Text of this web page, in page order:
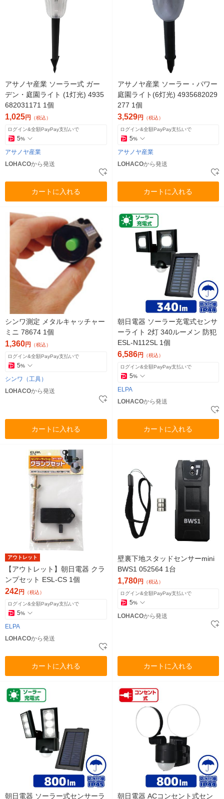
アサノヤ産業 ソーラー式 ガー
デン・庭園ライト (1灯光) 4935
682031171 1個
1,025円 （税込）
ログイン&全額PayPay支払いで
5%
アサノヤ産業
LOHACOから発送
カートに入れる
アサノヤ産業 ソーラー・パワー
庭園ライト(6灯光) 4935682029
277 1個
3,529円 （税込）
ログイン&全額PayPay支払いで
5%
アサノヤ産業
LOHACOから発送
カートに入れる
シンワ測定 メタルキャッチャー
ミニ 78674 1個
1,360円 （税込）
ログイン&全額PayPay支払いで
5%
シンワ（工具）
LOHACOから発送
カートに入れる
朝日電器 ソーラー充電式センサ
ーライト 2灯 340ルーメン 防犯
ESL-N112SL 1個
6,586円 （税込）
ログイン&全額PayPay支払いで
5%
ELPA
LOHACOから発送
カートに入れる
アウトレット
【アウトレット】朝日電器 クラ
ンプセット ESL-CS 1個
242円 （税込）
ログイン&全額PayPay支払いで
5%
ELPA
LOHACOから発送
カートに入れる
壁裏下地スタッドセンサーmini
BWS1 052564 1台
1,780円 （税込）
ログイン&全額PayPay支払いで
5%
LOHACOから発送
カートに入れる
朝日電器 ソーラー式センサーラ 朝日電器 ACコンセント式セン